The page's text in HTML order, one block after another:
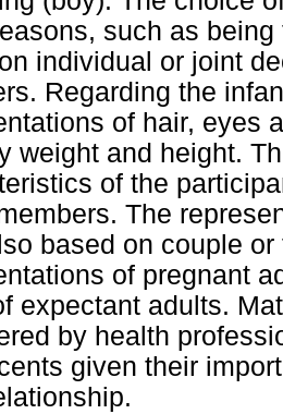
such as
individual or joint
Regarding the
of hair, eyes
weight and height.
of the
The
based on couple
of pregnant
expectant adults.
by health
given their